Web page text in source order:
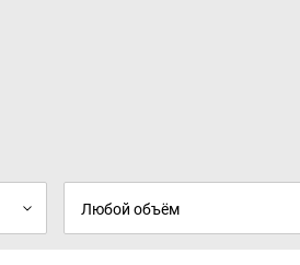
система SYNC 3 с
CarPlay и Android Auto;
помощи при параллельной
парковке; система